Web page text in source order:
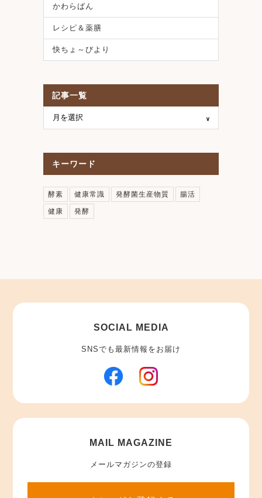
かわらばん
レシピ＆薬膳
快ちょ～びより
記事一覧
キーワード
酵素 健康常識 発酵菌生産物質 腸活
健康 発酵
SOCIAL MEDIA
SNSでも最新情報をお届け
MAIL MAGAZINE
メールマガジンの登録